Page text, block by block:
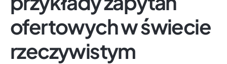
ofertowych w świecie
rzeczywistym